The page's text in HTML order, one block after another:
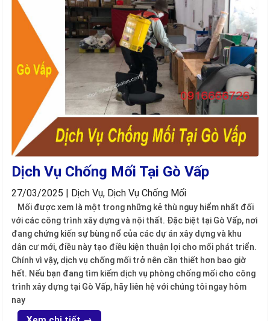
Dịch Vụ Chống Mối Tại Gò Vấp
27/03/2025 | Dịch Vụ, Dịch Vụ Chống Mối
Mối được xem là một trong những kẻ thù nguy hiểm nhất đối
với các công trình xây dựng và nội thất. Đặc biệt tại Gò Vấp, nơi
đang chứng kiến sự bùng nổ của các dự án xây dựng và khu
dân cư mới, điều này tạo điều kiện thuận lợi cho mối phát triển.
Chính vì vậy, dịch vụ chống mối trở nên cần thiết hơn bao giờ
hết. Nếu bạn đang tìm kiếm dịch vụ phòng chống mối cho công
trình xây dựng tại Gò Vấp, hãy liên hệ với chúng tôi ngay hôm
nay